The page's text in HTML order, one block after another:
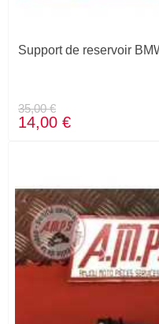
Support de reservoir
35,00 €
14,00 €